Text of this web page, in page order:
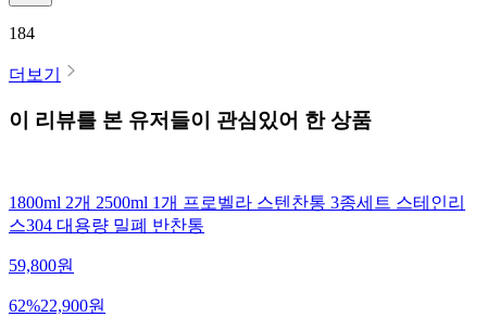
184
더보기
이 리뷰를 본 유저들이 관심있어 한 상품
1800ml 2개 2500ml 1개 프로벨라 스텐찬통 3종세트 스테인리
스304 대용량 밀폐 반찬통
59,800원
62%22,900원